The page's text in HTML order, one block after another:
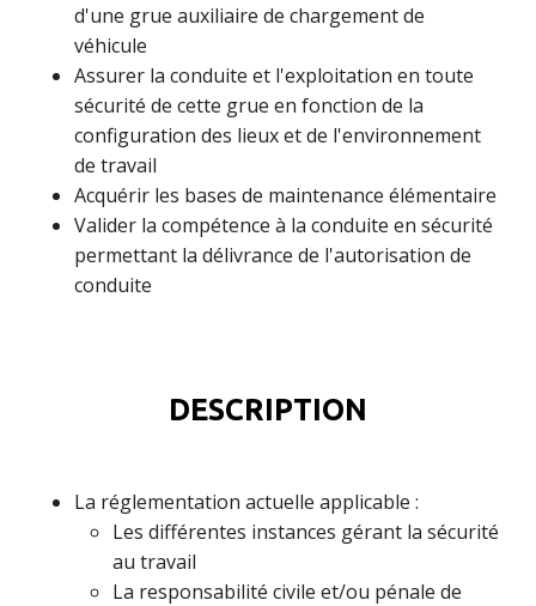
d'une grue auxiliaire de chargement de
véhicule
Assurer la conduite et l'exploitation en toute
sécurité de cette grue en fonction de la
configuration des lieux et de l'environnement
de travail
Acquérir les bases de maintenance élémentaire
Valider la compétence à la conduite en sécurité
permettant la délivrance de l'autorisation de
conduite
DESCRIPTION
La réglementation actuelle applicable :
Les différentes instances gérant la sécurité
au travail
La responsabilité civile et/ou pénale de